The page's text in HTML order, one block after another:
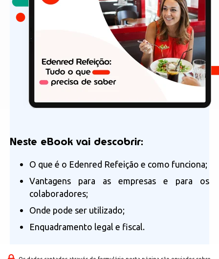
Neste eBook vai descobrir:
O que é o Edenred Refeição e como funciona;
Vantagens para as empresas e para os
colaboradores;
Onde pode ser utilizado;
Enquadramento legal e fiscal.